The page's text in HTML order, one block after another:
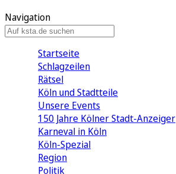
Navigation
Startseite
Schlagzeilen
Rätsel
Köln und Stadtteile
Unsere Events
150 Jahre Kölner Stadt-Anzeiger
Karneval in Köln
Köln-Spezial
Region
Politik